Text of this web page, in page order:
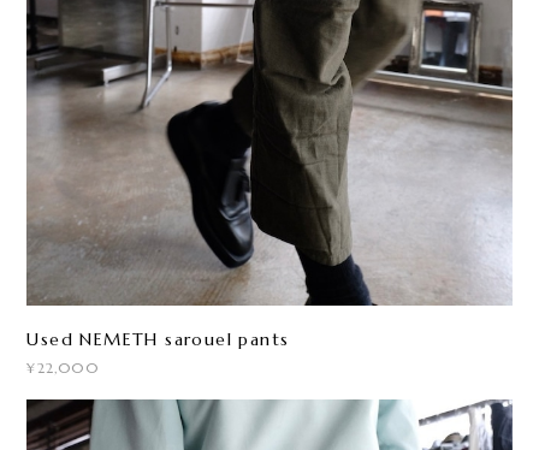
Used NEMETH sarouel pants
¥22,000